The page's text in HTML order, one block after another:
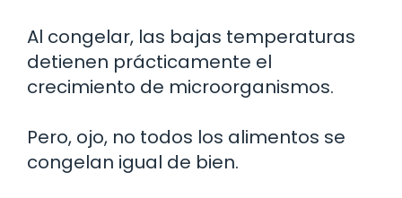
Al congelar, las bajas temperaturas
detienen prácticamente el
crecimiento de microorganismos.
Pero, ojo, no todos los alimentos se
congelan igual de bien.